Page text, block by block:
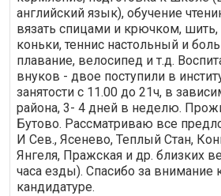
английский язык), обучение
вязать спицами и крючком,
коньки, теннис настольный и
плавание, велосипед и т.д.
внуков - двое поступили в
занятости с 11.00 до 21ч, в
района, 3- 4 дней в неделю.
Бутово. Рассматриваю все
И Сев., Ясенево, Теплый Стан,
Янгеля, Пражская и др. близких
часа езды). Спасибо за внимание
кандидатуре.